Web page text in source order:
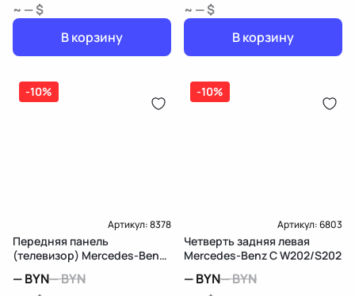
~ — $
В корзину
~ — $
В корзину
-10%
Артикул:8378
Передняя панель
(телевизор) Mercedes-Benz
—BYN—BYN
-10%
Артикул:6803
Четверть задняя левая
Mercedes-Benz C W202/S202
—BYN—BYN